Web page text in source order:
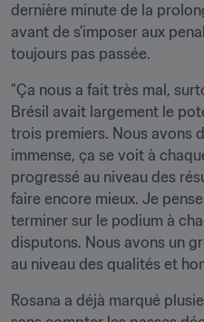
dernière minute de la
avant de s'imposer aux
toujours pas passée.
"Ça nous a fait très mal,
Brésil avait largement le
trois premiers. Nous avons
immense, ça se voit à
progressé au niveau des
faire encore mieux. Je
terminer sur le podium à
disputons. Nous avons un
au niveau des qualités et
Rosana a déjà marqué